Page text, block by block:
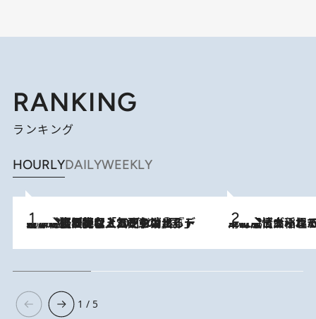
RANKING
ランキング
HOURLYDAILYWEEKLY
2026.8.5
【なぜ吉沢亮は「気配を消せる」のか？】興行収入208億の『国宝』を経て挑むミュージカル『ディア・エヴァン・ハンセン』。トップ俳優が舞台上でさらけ出した“孤独”とは 2026.8.5
下町風情あふれる台北屈指の人気エリア・大稲埕でセンスのいい台湾土産《ヴ
1 / 5